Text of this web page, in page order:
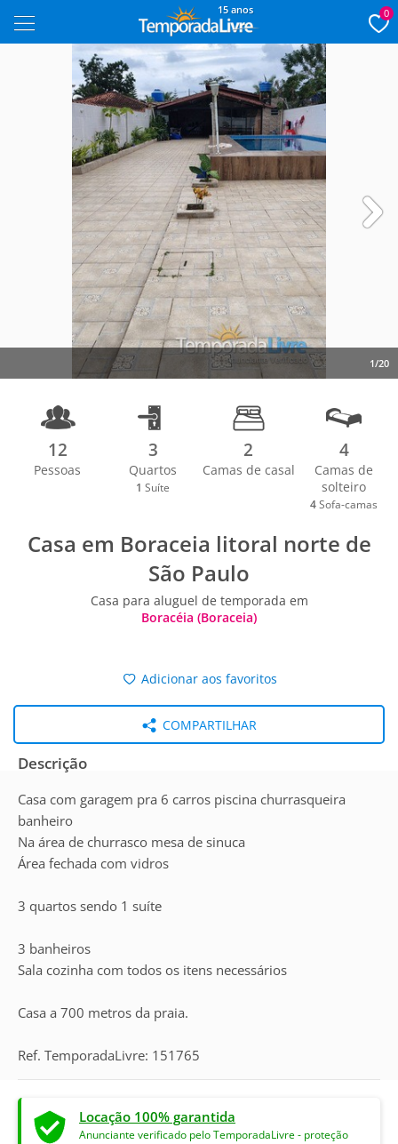
15 anos 0
1/20
12
Pessoas
3
Quartos
1 Suíte
2
Camas de casal
4
Camas de
solteiro
4 Sofa-camas
Casa em Boraceia litoral norte de
São Paulo
Casa para aluguel de temporada em
Boracéia (Boraceia)
Adicionar aos favoritos
COMPARTILHAR
Descrição
Casa com garagem pra 6 carros piscina churrasqueira
banheiro
Na área de churrasco mesa de sinuca
Área fechada com vidros
3 quartos sendo 1 suíte
3 banheiros
Sala cozinha com todos os itens necessários
Casa a 700 metros da praia.
Ref. TemporadaLivre: 151765
Locação 100% garantida
Anunciante verificado pelo TemporadaLivre - proteção